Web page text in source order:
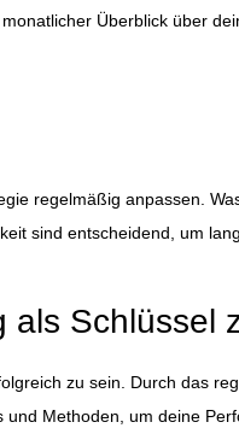
Überblick über
regelmäßig anpassen.
sind entscheidend, um
als Schlüssel
zu sein. Durch das
Methoden, um deine